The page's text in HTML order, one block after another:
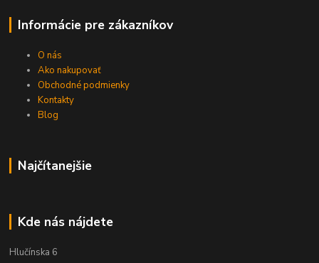
Informácie pre zákazníkov
O nás
Ako nakupovať
Obchodné podmienky
Kontakty
Blog
Najčítanejšie
Kde nás nájdete
Hlučínska 6